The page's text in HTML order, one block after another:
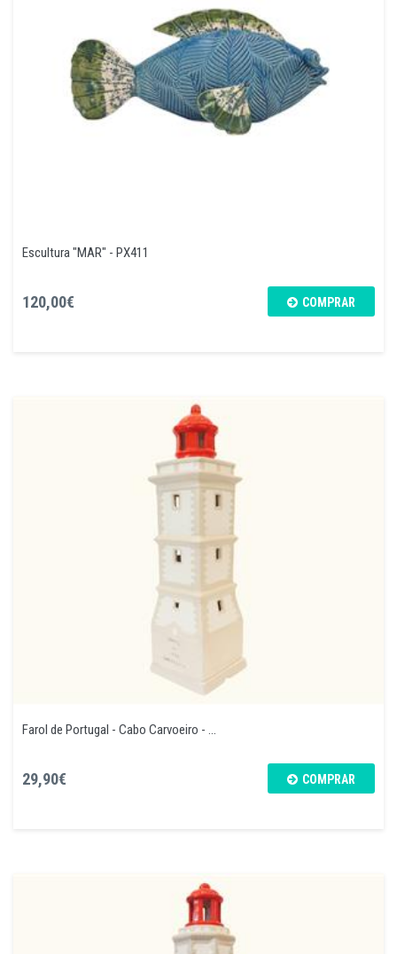
Escultura "MAR" - PX411
120,00€ COMPRAR
Farol de Portugal - Cabo Carvoeiro - ...
29,90€ COMPRAR